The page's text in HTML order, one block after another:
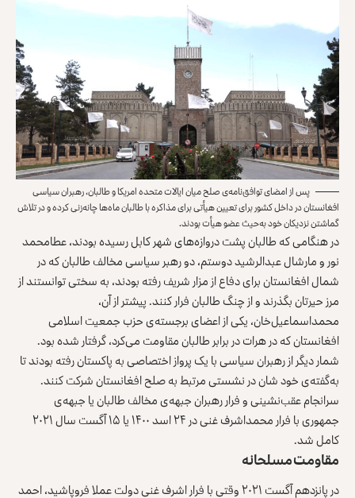
پس از امضای توافق‌نامه‌ی صلح میان ایالات متحده امریکا و طالبان، رهبران سیاسی
افغانستان در داخل کشور برای تعیین هیأتی برای مذاکره با طالبان ماه‌ها چانه‌زنی کرده و در تلاش
گماشتن نزدیکان خود به‌حیث عضو هیأت بودند.
در هنگامی که طالبان پشت دروازه‌های شهر کابل رسیده بودند، عطامحمد
نور و مارشال عبدالرشید دوستم، دو رهبر سیاسی مخالف طالبان که در
شمال افغانستان برای دفاع از مزار شریف رفته بودند، به سختی توانستند از
مرز حیرتان بگذرند و از چنگ طالبان فرار کنند. پیشتر از آن،
محمداسماعیل‌خان، یکی از اعضای برجسته‌ی حزب جمعیت اسلامی
افغانستان که در هرات در برابر طالبان مقاومت می‌کرد، گرفتار شده بود.
شمار دیگر از رهبران سیاسی با یک پرواز اختصاصی به پاکستان رفته بودند تا
به‌گفته‌ی خود شان در نشستی مرتبط به صلح افغانستان شرکت کنند.
سرانجام عقب‌نشینی و فرار رهبران جبهه‌ی مخالف طالبان یا جبهه‌ی
جمهوری با فرار محمداشرف غنی در ۲۴ اسد ۱۴۰۰ یا ۱۵ آگست سال ۲۰۲۱
کامل شد.
مقاومت مسلحانه
در پانزدهم آگست ۲۰۲۱ وقتی با فرار اشرف غنی دولت عملا فروپاشید، احمد